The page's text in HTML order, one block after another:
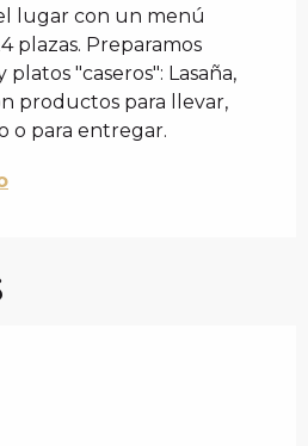
lugar con un menú
plazas. Preparamos
platos "caseros": Lasaña,
productos para llevar,
o para entregar.